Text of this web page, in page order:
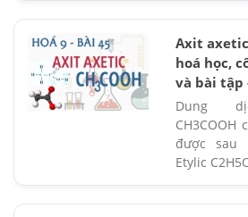
Axit
hoá học,
và bài tập
Dung
được sau
Etylic